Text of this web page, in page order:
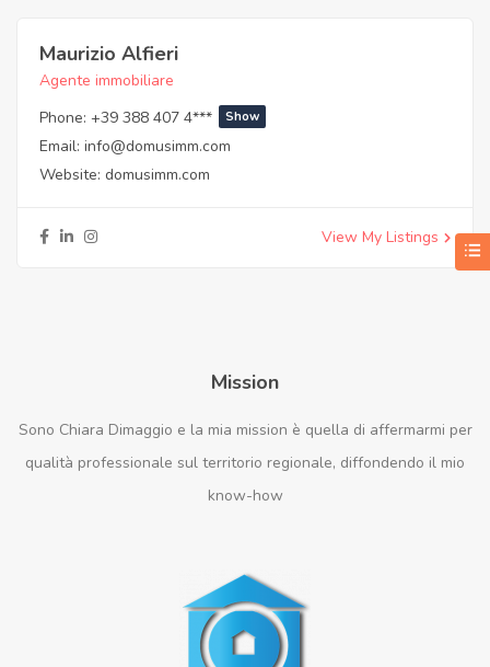
Maurizio Alfieri
Agente immobiliare
Phone: +39 388 407 4*** Show
Email: info@domusimm.com
Website: domusimm.com
View My Listings
Mission
Sono Chiara Dimaggio e la mia mission è quella di affermarmi per
qualità professionale sul territorio regionale, diffondendo il mio
know-how